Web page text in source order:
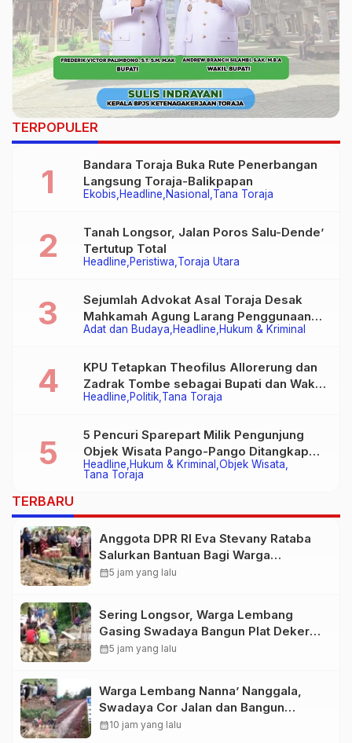
TERPOPULER
Ekobis Headline Nasional Tana Toraja
Bandara Toraja Buka Rute Penerbangan
Langsung Toraja-Balikpapan
Headline Peristiwa Toraja Utara
Tanah Longsor, Jalan Poros Salu-Dende’
Tertutup Total
Adat dan Budaya Headline Hukum & Kriminal
Sejumlah Advokat Asal Toraja Desak
Mahkamah Agung Larang Penggunaan
Alat Berat pada Eksekusi Rumah Adat
Headline Politik Tana Toraja
KPU Tetapkan Theofilus Allorerung dan
Zadrak Tombe sebagai Bupati dan Wakil
Bupati Tana Toraja Terpilih
Headline Hukum & Kriminal Objek Wisata
Tana Toraja
5 Pencuri Sparepart Milik Pengunjung
Objek Wisata Pango-Pango Ditangkap
Polisi
TERBARU
Anggota DPR RI Eva Stevany Rataba
Salurkan Bantuan Bagi Warga
Terdampak Longsor di Buntu Pepasan
calendar_month5 jam yang lalu
Sering Longsor, Warga Lembang
Gasing Swadaya Bangun Plat Deker
dan Talut Jalan Penghubung Antar
calendar_month5 jam yang lalu
Warga Lembang Nanna’ Nanggala,
Swadaya Cor Jalan dan Bangun
Jembatan
calendar_month10 jam yang lalu